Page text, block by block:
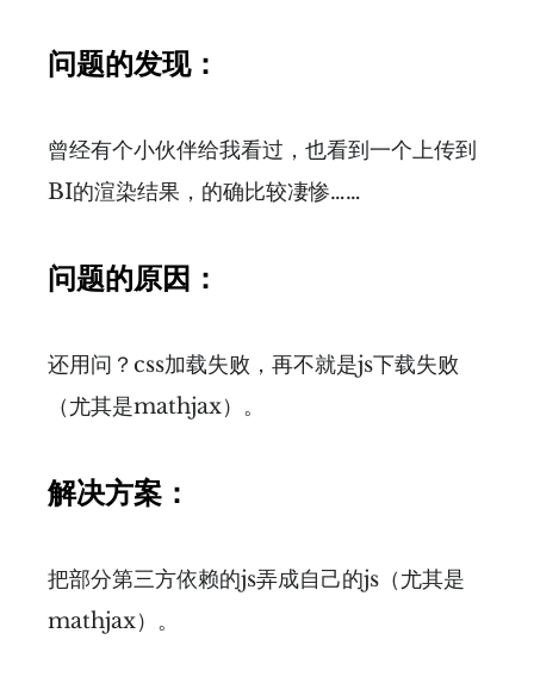
问题的发现：
曾经有个小伙伴给我看过，也看到一个上传到
BI的渲染结果，的确比较凄惨……
问题的原因：
还用问？css加载失败，再不就是js下载失败
（尤其是mathjax）。
解决方案：
把部分第三方依赖的js弄成自己的js（尤其是
mathjax）。